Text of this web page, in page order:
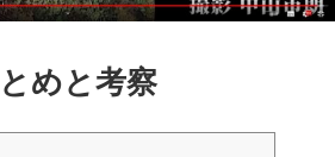
めと考察